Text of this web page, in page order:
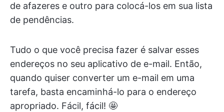
de afazeres e outro para colocá-los em sua lista
de pendências.
Tudo o que você precisa fazer é salvar esses
endereços no seu aplicativo de e-mail. Então,
quando quiser converter um e-mail em uma
tarefa, basta encaminhá-lo para o endereço
apropriado. Fácil, fácil! 🤩